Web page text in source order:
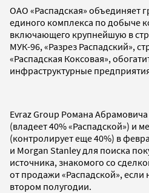
ОАО «Распадская» объединяет
единого комплекса по добыче
включающего крупнейшую в
МУК-96, «Разрез Распадский»,
«Распадская Коксовая»,
инфраструктурные
Evraz Group Романа
(владеет 40% «Распадской») и
(контролирует еще 40%) в
и Morgan Stanley для поиска
источника, знакомого со
от продажи «Распадской», если
втором полугодии.